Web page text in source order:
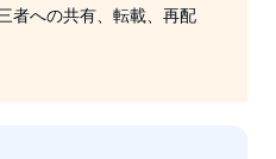
者への共有、転載、再配